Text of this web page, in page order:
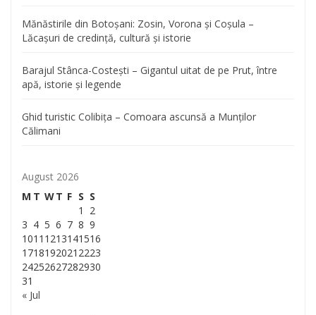
Mănăstirile din Botoșani: Zosin, Vorona și Coșula –
Lăcașuri de credință, cultură și istorie
Barajul Stânca-Costești – Gigantul uitat de pe Prut, între
apă, istorie și legende
Ghid turistic Colibița – Comoara ascunsă a Munților
Călimani
August 2026
M T WT F S S
« Jul
1
2
3 4 5 6 7 8 9
1011 1213141516
1718192021 2223
24252627282930
31